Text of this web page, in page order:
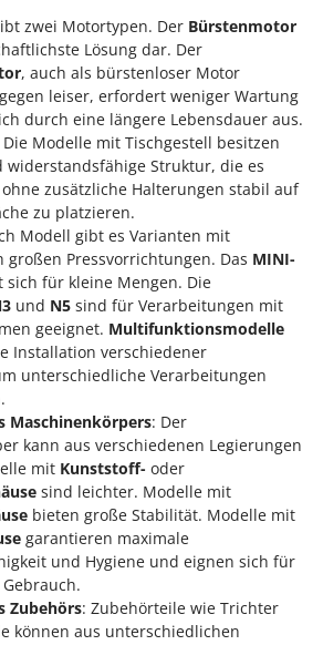
zwei Motortypen. Der Bürstenmotor
Lösung dar. Der
, auch als bürstenloser Motor
leiser, erfordert weniger Wartung
durch eine längere Lebensdauer aus.
Die Modelle mit Tischgestell besitzen
widerstandsfähige Struktur, die es
zusätzliche Halterungen stabil auf
zu platzieren.
Modell gibt es Varianten mit
Pressvorrichtungen. Das MINI-
sich für kleine Mengen. Die
und N5 sind für Verarbeitungen mit
geeignet. Multifunktionsmodelle
Installation verschiedener
unterschiedliche Verarbeitungen
Maschinenkörpers: Der
kann aus verschiedenen Legierungen
mit Kunststoff- oder
sind leichter. Modelle mit
bieten große Stabilität. Modelle mit
garantieren maximale
und Hygiene und eignen sich für
Zubehörs: Zubehörteile wie Trichter
können aus unterschiedlichen